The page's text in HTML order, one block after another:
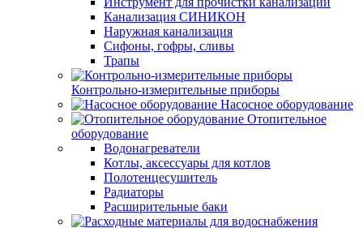
Канализация СИНИКОН
Наружная канализация
Сифоны, гофры, сливы
Трапы
Контрольно-измерительные приборы
Насосное оборудование
Отопительное
оборудование
Водонагреватели
Котлы, аксессуары для котлов
Полотенцесушитель
Радиаторы
Расширительные баки